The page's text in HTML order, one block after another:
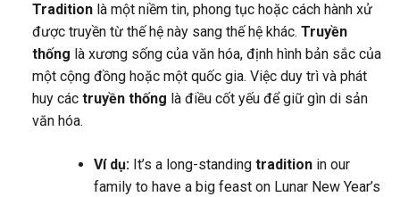
Traditionlà một niềm tin, phong tục hoặc cách hành xử
được truyền từ thế hệ này sang thế hệ khác. Truyền
thống là xương sống của văn hóa, định hình bản sắc của
một cộng đồng hoặc một quốc gia. Việc duy trì và phát
huy các truyền thống là điều cốt yếu để giữ gìn di sản
văn hóa.
Ví dụ:It’s a long-standing traditionin our
family to have a big feast on Lunar New Year’s